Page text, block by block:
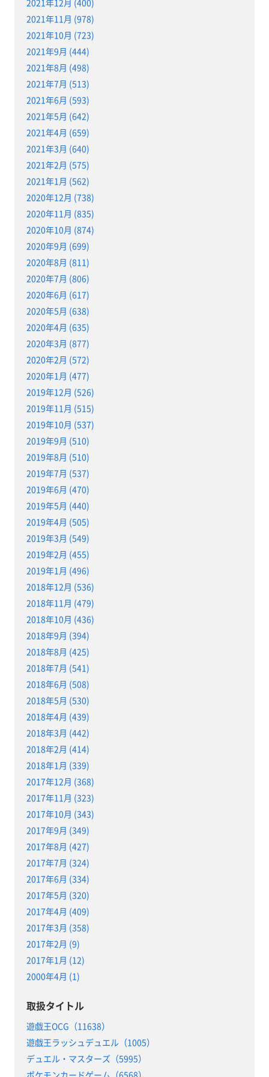
2021年12月 (400)
2021年11月 (978)
2021年10月 (723)
2021年9月 (444)
2021年8月 (498)
2021年7月 (513)
2021年6月 (593)
2021年5月 (642)
2021年4月 (659)
2021年3月 (640)
2021年2月 (575)
2021年1月 (562)
2020年12月 (738)
2020年11月 (835)
2020年10月 (874)
2020年9月 (699)
2020年8月 (811)
2020年7月 (806)
2020年6月 (617)
2020年5月 (638)
2020年4月 (635)
2020年3月 (877)
2020年2月 (572)
2020年1月 (477)
2019年12月 (526)
2019年11月 (515)
2019年10月 (537)
2019年9月 (510)
2019年8月 (510)
2019年7月 (537)
2019年6月 (470)
2019年5月 (440)
2019年4月 (505)
2019年3月 (549)
2019年2月 (455)
2019年1月 (496)
2018年12月 (536)
2018年11月 (479)
2018年10月 (436)
2018年9月 (394)
2018年8月 (425)
2018年7月 (541)
2018年6月 (508)
2018年5月 (530)
2018年4月 (439)
2018年3月 (442)
2018年2月 (414)
2018年1月 (339)
2017年12月 (368)
2017年11月 (323)
2017年10月 (343)
2017年9月 (349)
2017年8月 (427)
2017年7月 (324)
2017年6月 (334)
2017年5月 (320)
2017年4月 (409)
2017年3月 (358)
2017年2月 (9)
2017年1月 (12)
2000年4月 (1)
取扱タイトル
遊戯王OCG（11638）
遊戯王ラッシュデュエル（1005）
デュエル・マスターズ（5995）